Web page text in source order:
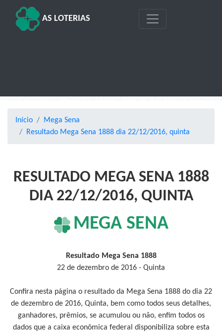
AS LOTERIAS
Início
Mega Sena
Resultado Mega Sena 1888 dia 22/12/2016, quinta
RESULTADO MEGA SENA 1888
DIA 22/12/2016, QUINTA
MEGA SENA
Resultado Mega Sena 1888
22 de dezembro de 2016 - Quinta
Confira nesta página o resultado da Mega Sena 1888 do dia 22
de dezembro de 2016, Quinta, bem como todos seus detalhes,
ganhadores, prêmios, se acumulou ou não, enfim todos os
dados que a caixa econômica federal disponibiliza sobre esta